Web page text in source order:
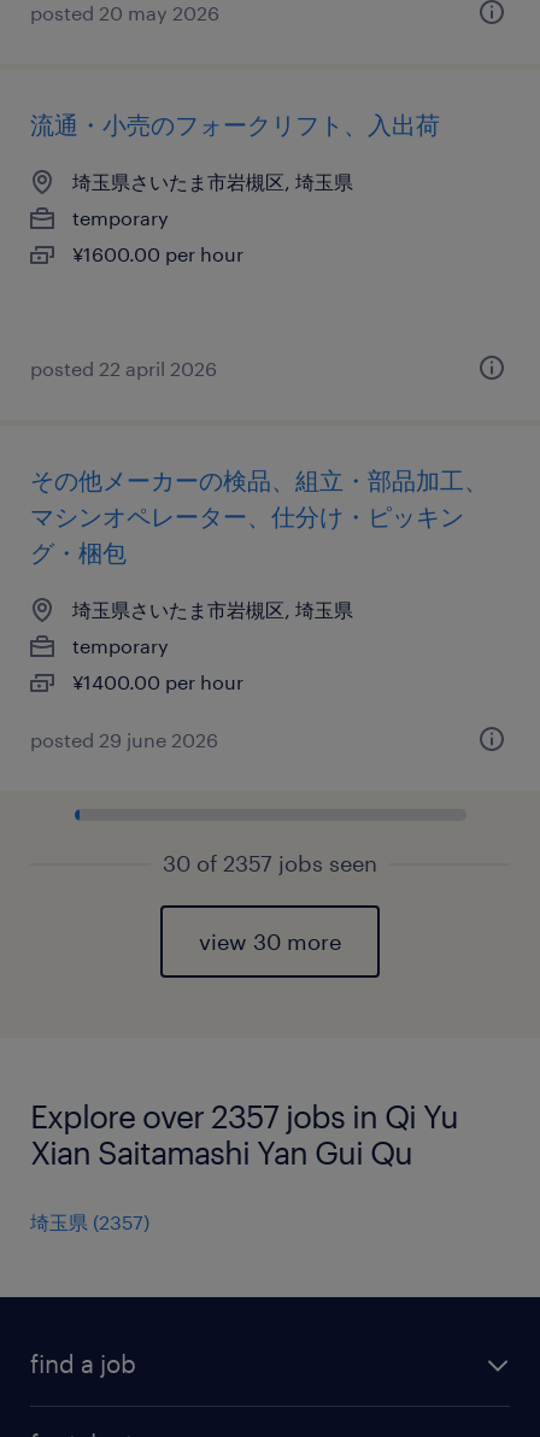
posted 20 may 2026
流通・小売のフォークリフト、入出荷
埼玉県さいたま市岩槻区, 埼玉県
temporary
¥1600.00 per hour
posted 22 april 2026
その他メーカーの検品、組立・部品加工、
マシンオペレーター、仕分け・ピッキン
グ・梱包
埼玉県さいたま市岩槻区, 埼玉県
temporary
¥1400.00 per hour
posted 29 june 2026
30 of 2357 jobs seen
view 30 more
Explore over 2357 jobs in Qi Yu
Xian Saitamashi Yan Gui Qu
埼玉県 (2357)
find a job